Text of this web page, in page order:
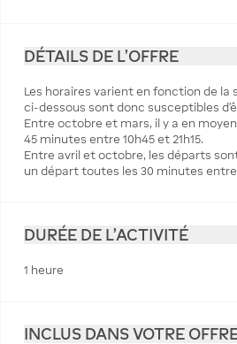
DÉTAILS DE L'OFFRE
Les horaires varient en fonction de la
ci-dessous sont donc susceptibles
Entre octobre et mars, il y a en
45 minutes entre 10h45 et 21h15.
Entre avril et octobre, les départs
un départ toutes les 30 minutes entre
DURÉE DE L'ACTIVITÉ
1 heure
INCLUS DANS VOTRE